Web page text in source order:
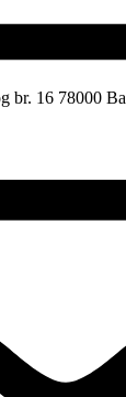
br. 16 78000